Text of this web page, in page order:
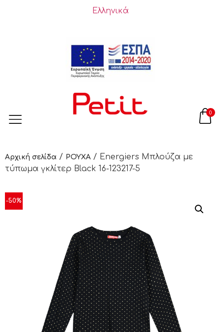
Ελληνικά
0
Αρχική σελίδα / ΡΟΥΧΑ / Energiers Μπλούζα με
τύπωμα γκλίτερ Black 16-123217-5
-50%